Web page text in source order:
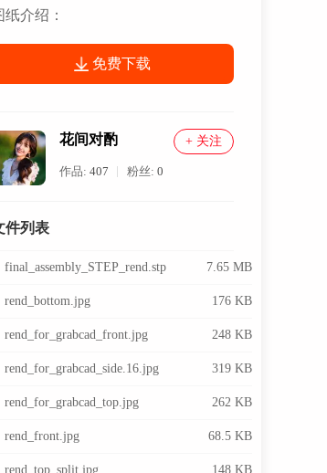
纸介绍：
免费下载
花间对酌
作品:407 粉丝:0
+ 关注
件列表
final_assembly_STEP_rend.stp 7.65 MB
rend_bottom.jpg 176 KB
rend_for_grabcad_front.jpg 248 KB
rend_for_grabcad_side.16.jpg 319 KB
rend_for_grabcad_top.jpg 262 KB
rend_front.jpg 68.5 KB
rend_top_split.jpg 148 KB